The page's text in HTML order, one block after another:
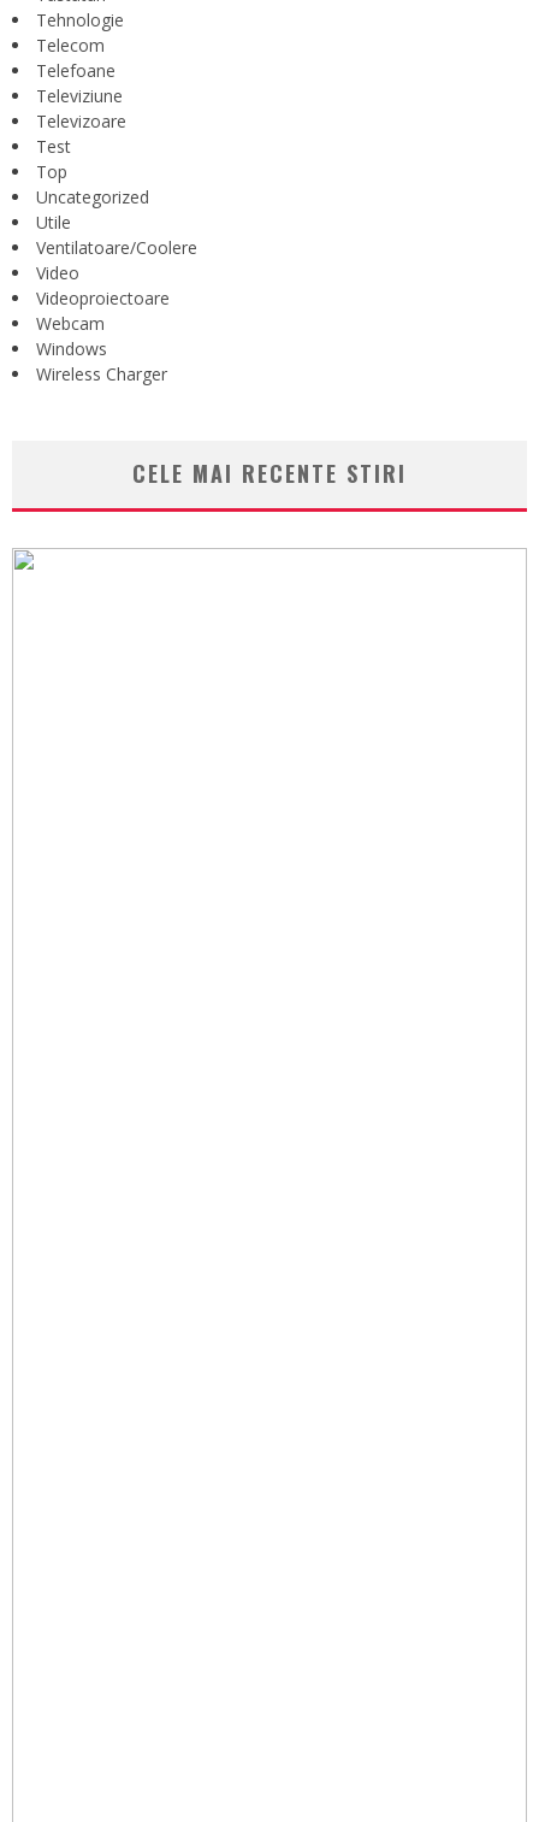
Tehnologie
Telecom
Telefoane
Televiziune
Televizoare
Test
Top
Uncategorized
Utile
Ventilatoare/Coolere
Video
Videoproiectoare
Webcam
Windows
Wireless Charger
CELE MAI RECENTE STIRI